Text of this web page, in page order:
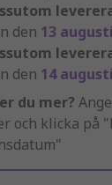
den 13
den 14
du mer?
och klicka på